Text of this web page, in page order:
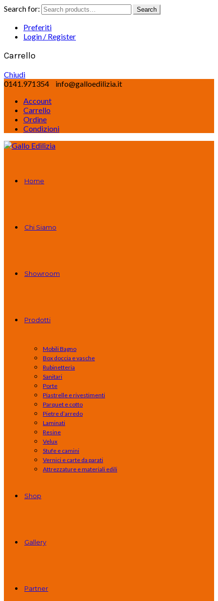
Search for: Search
Preferiti
Login / Register
Carrello
Chiudi
0141.971354
info@galloedilizia.it
Account
Carrello
Ordine
Condizioni
Home
Chi Siamo
Showroom
Prodotti
Mobili Bagno
Box doccia e vasche
Rubinetteria
Sanitari
Porte
Piastrelle e rivestimenti
Parquet e cotto
Pietre d’arredo
Laminati
Resine
Velux
Stufe e camini
Vernici e carte da parati
Attrezzature e materiali edili
Shop
Gallery
Partner